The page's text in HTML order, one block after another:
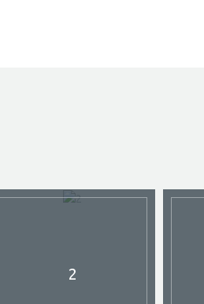
2